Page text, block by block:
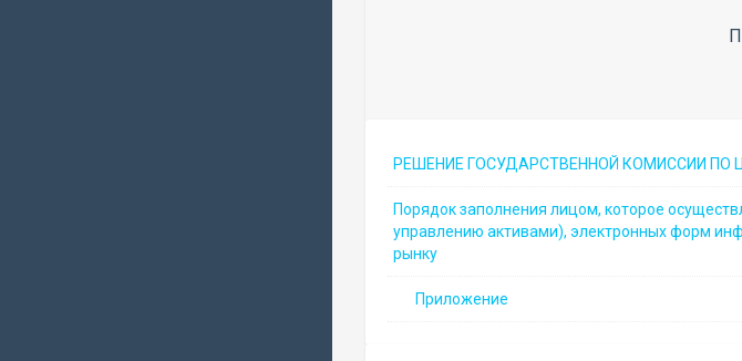
РЕШЕНИЕ ГОСУДАРСТВЕННОЙ КОМИССИИ
Порядок заполнения лицом, которое
управлению активами), электронных форм
рынку
Приложение